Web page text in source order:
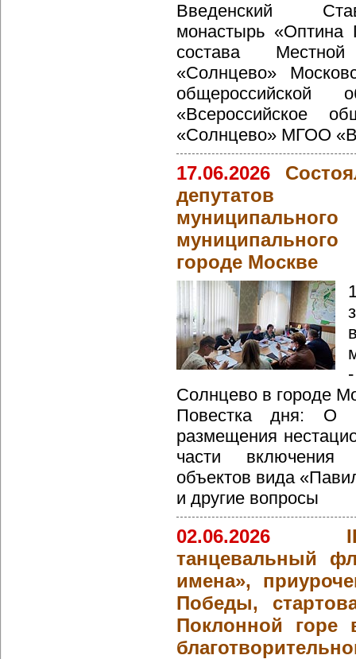
Введенский
монастырь «Оптина
состава
«Солнцево»
общероссийской
«Всероссийское
«Солнцево» МГОО
17.06.2026
депутатов
городе Москве
Солнцево в городе
Повестка дня: О
размещения
части включения
объектов вида
и другие вопросы
02.06.2026
танцевальный
имена»,
Победы,
Поклонной горе